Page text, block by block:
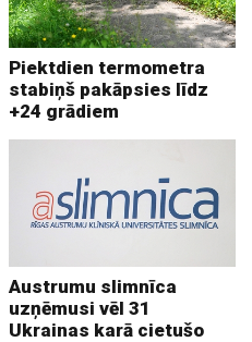
Piektdien termometra
stabiņš pakāpsies līdz
+24 grādiem
Austrumu slimnīca
uzņēmusi vēl 31
Ukrainas karā cietušo